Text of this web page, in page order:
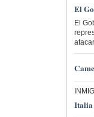
El
El
Italia